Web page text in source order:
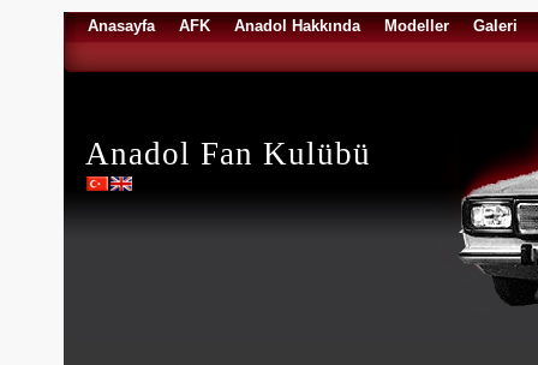
Anasayfa AFK Anadol Hakkında Modeller Galeri
Anadol Fan Kulübü